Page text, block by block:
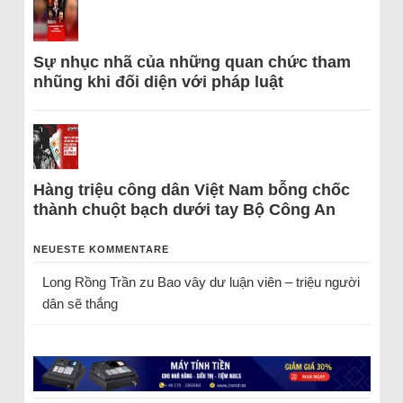
Sự nhục nhã của những quan chức tham
nhũng khi đối diện với pháp luật
Hàng triệu công dân Việt Nam bỗng chốc
thành chuột bạch dưới tay Bộ Công An
NEUESTE KOMMENTARE
Long Rồng Trầnzu Bao vây dư luận viên – triệu người
dân sẽ thắng